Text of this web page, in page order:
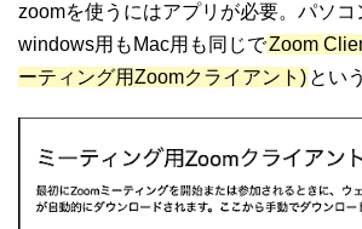
zoomを使うにはアプリが必要。パソコ
windows用もMac用も同じでZoom
ーティング用Zoomクライアント) とい